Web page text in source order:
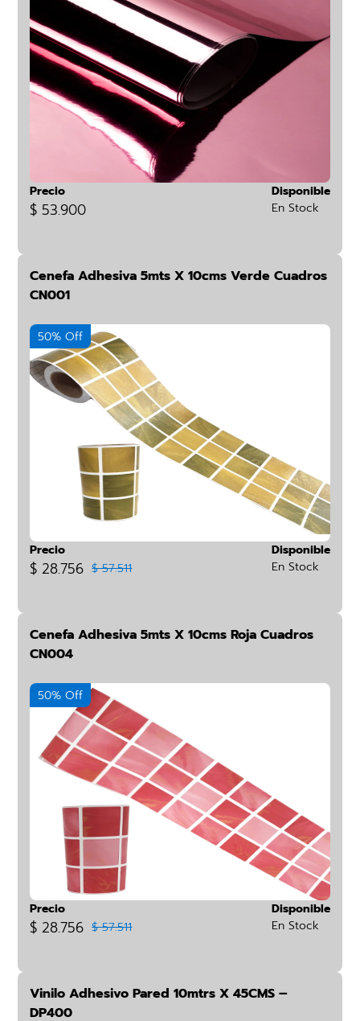
Precio
$ 53.900
Disponible
En Stock
Cenefa Adhesiva 5mts X 10cms Verde Cuadros
CN001
50% Off
Precio
$ 28.756 $ 57.511
Disponible
En Stock
Cenefa Adhesiva 5mts X 10cms Roja Cuadros
CN004
50% Off
Precio
$ 28.756 $ 57.511
Disponible
En Stock
Vinilo Adhesivo Pared 10mtrs X 45CMS –
DP400